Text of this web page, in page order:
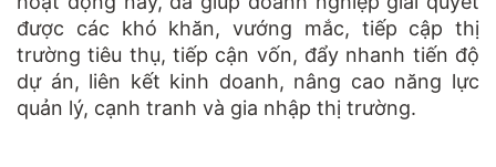
được các khó khăn, vướng mắc, tiếp cập thị
trường tiêu thụ, tiếp cận vốn, đẩy nhanh tiến độ
dự án, liên kết kinh doanh, nâng cao năng lực
quản lý, cạnh tranh và gia nhập thị trường.